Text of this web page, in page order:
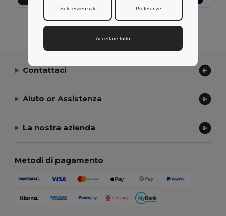
Visualizzazione Di Tutti I Prodotti.
Contattaci
Aiuto or Assistenza
La nostra azienda
Metodi di pagamento
Solo essenziali Preferenze
Accettare tutto